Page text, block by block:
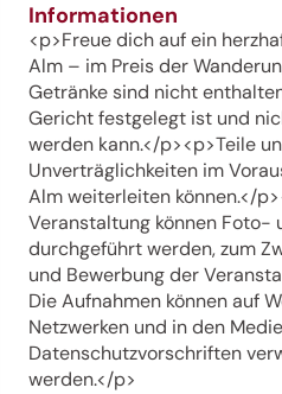
Informationen
<p>Freue dich auf ein
Alm – im Preis der
Getränke sind nicht
Gericht festgelegt ist und
werden kann.</p><p>Teile
Unverträglichkeiten im
Alm weiterleiten können.</
Veranstaltung können Foto-
durchgeführt werden, zum
und Bewerbung der
Die Aufnahmen können auf
Netzwerken und in den
Datenschutzvorschriften
werden.</p>